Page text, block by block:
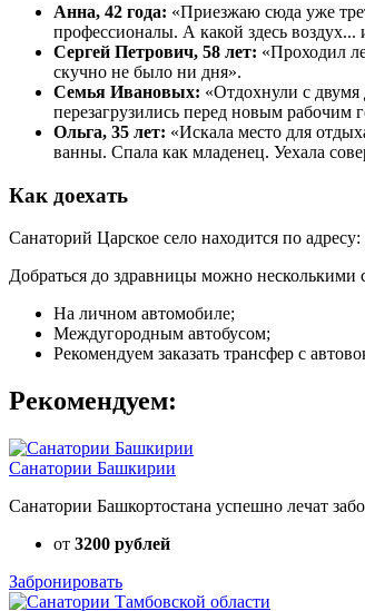
Анна, 42 года: «Приезжаю сюда уже
профессионалы. А какой здесь
Сергей Петрович, 58 лет: «Проходил
скучно не было ни дня».
Семья Ивановых: «Отдохнули с
перезагрузились перед новым рабочим
Ольга, 35 лет: «Искала место для
ванны. Спала как младенец. Уехала
Как доехать
Санаторий Царское село находится по
Добраться до здравницы можно несколькими
На личном автомобиле;
Междугородным автобусом;
Рекомендуем заказать трансфер с
Рекомендуем:
Санатории Башкирии
Санатории Башкортостана успешно лечат
от 3200 рублей
Забронировать